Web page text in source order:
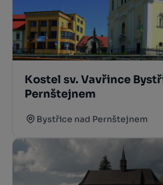
Kostel sv. Vavřince
Pernštejnem
Bystřice nad Pernštejnem